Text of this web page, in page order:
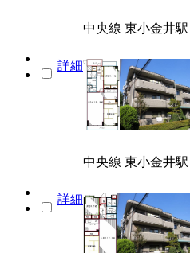
詳細
中央線 東小金井
詳細
中央線 東小金井